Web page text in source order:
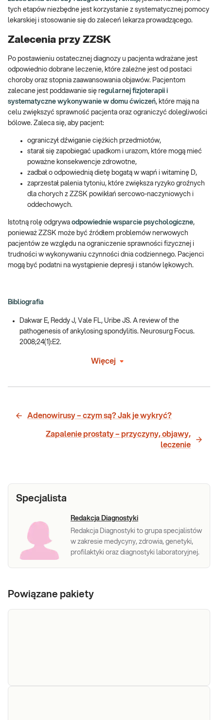
tych etapów niezbędne jest korzystanie z systematycznej pomocy
lekarskiej i stosowanie się do zaleceń lekarza prowadzącego.
Zalecenia przy ZZSK
Po postawieniu ostatecznej diagnozy u pacjenta wdrażane jest
odpowiednio dobrane leczenie, które zależne jest od postaci
choroby oraz stopnia zaawansowania objawów. Pacjentom
zalecane jest poddawanie się regularnej fizjoterapii i
systematyczne wykonywanie w domu ćwiczeń, które mają na
celu zwiększyć sprawność pacjenta oraz ograniczyć dolegliwości
bólowe. Zaleca się, aby pacjent:
ograniczył dźwiganie ciężkich przedmiotów,
starał się zapobiegać upadkom i urazom, które mogą mieć
poważne konsekwencje zdrowotne,
zadbał o odpowiednią dietę bogatą w wapń i witaminę D,
zaprzestał palenia tytoniu, które zwiększa ryzyko groźnych
dla chorych z ZZSK powikłań sercowo-naczyniowych i
oddechowych.
Istotną rolę odgrywa odpowiednie wsparcie psychologiczne,
ponieważ ZZSK może być źródłem problemów nerwowych
pacjentów ze względu na ograniczenie sprawności fizycznej i
trudności w wykonywaniu czynności dnia codziennego. Pacjenci
mogą być podatni na wystąpienie depresji i stanów lękowych.
Bibliografia
Dakwar E, Reddy J, Vale FL, Uribe JS. A review of the
pathogenesis of ankylosing spondylitis. Neurosurg Focus.
2008;24(1):E2.
Więcej
Adenowirusy – czym są? Jak je wykryć?
Zapalenie prostaty – przyczyny, objawy,
leczenie
Specjalista
Redakcja Diagnostyki
Redakcja Diagnostyki to grupa specjalistów
w zakresie medycyny, zdrowia, genetyki,
profilaktyki oraz diagnostyki laboratoryjnej.
Powiązane pakiety